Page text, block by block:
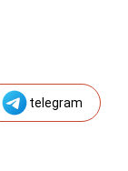
telegram